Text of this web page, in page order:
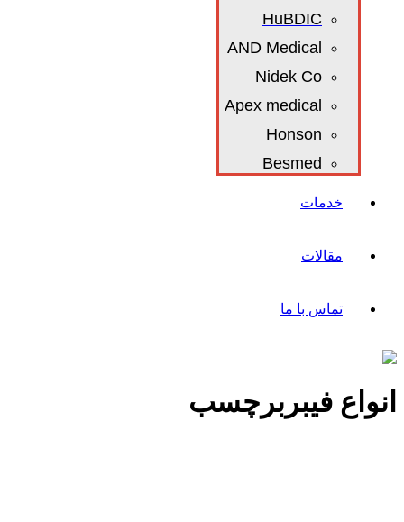
HuBDIC
AND Medical
Nidek Co
Apex medical
Honson
Besmed
خدمات
مقالات
تماس با ما
انواع فیبربرچسب